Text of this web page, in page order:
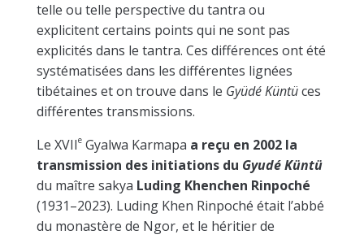
telle ou telle perspective du tantra ou
explicitent certains points qui ne sont pas
explicités dans le tantra. Ces différences ont été
systématisées dans les différentes lignées
tibétaines et on trouve dans le Gyüdé Küntüces
différentes transmissions.
Le XVIIeGyalwa Karmapa a reçu en 2002 la
transmission des initiations du Gyudé Küntü
du maître sakya Luding Khenchen Rinpoché
(1931–2023). Luding Khen Rinpoché était l’abbé
du monastère de Ngor, et le héritierde